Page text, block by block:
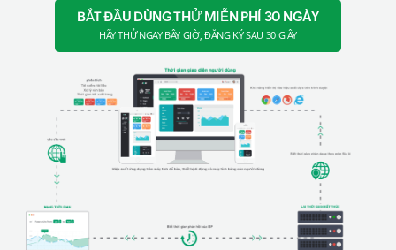
BẮT ĐẦU DÙNG THỬ MIỄN PHÍ 30 NGÀY
HÃY THỬ NGAY BÂY GIỜ, ĐĂNG KÝ SAU 30 GIÂY